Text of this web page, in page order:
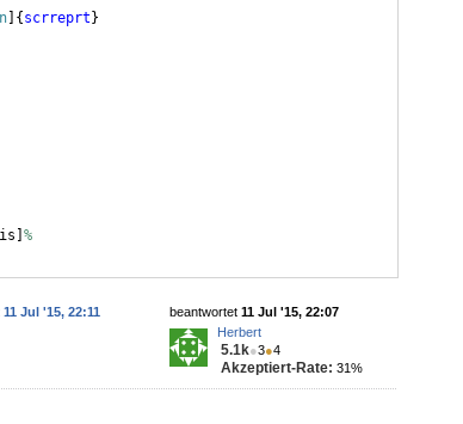
{ scrreprt }
%
beantwortet 11 Jul '15, 22:07
Herbert
5.1k●3●4
Akzeptiert-Rate: 31%
11 Jul '15, 22:11